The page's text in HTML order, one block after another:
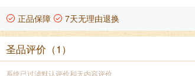
正品保障 7天无理由退换
圣品评价（1）
系统已过滤默认评价和无内容评价